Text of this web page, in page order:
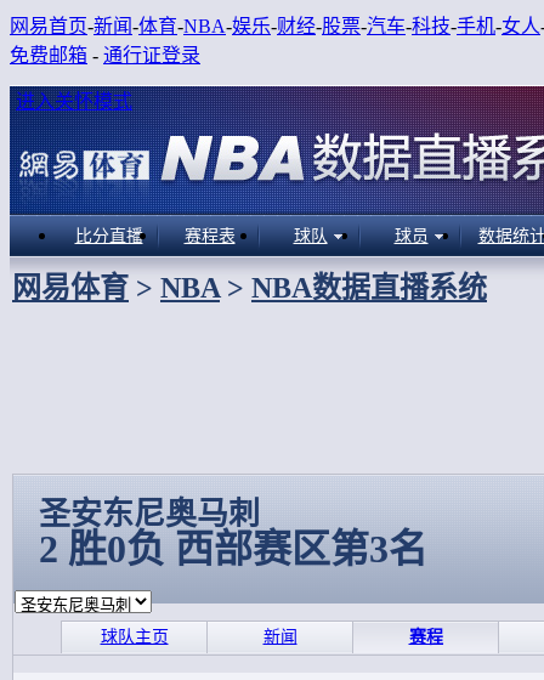
网易首页-新闻-体育-NBA-娱乐-财经-股票-汽车-科技-手机-女人
免费邮箱 - 通行证登录
进入关怀模式
比分直播 赛程表 球队 球员 数据统
网易体育 > NBA > NBA数据直播系统
圣安东尼奥马刺
2 胜0负 西部赛区第3名
球队主页 新闻 赛程